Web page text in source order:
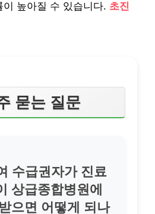
높아질 수 있습니다. 초진
묻는 질문
수급권자가 진료
상급종합병원에
으면 어떻게 되나